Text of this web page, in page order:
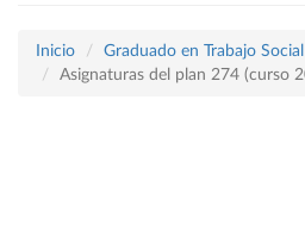
Inicio
Graduado en Trabajo Social
Asignaturas del plan 274 (curso